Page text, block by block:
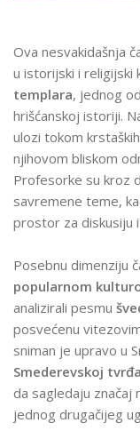
Ova nesvakidašnja
u istorijski i religijski
templara, jednog
hrišćanskoj istoriji.
ulozi tokom
njihovom bliskom
Profesorke su kroz
savremene teme,
prostor za diskusiju
Posebnu dimenziju
popularnom
analizirali pesmu
posvećenu
sniman je upravo u
Smederevskoj
da sagledaju značaj
jednog drugačijeg